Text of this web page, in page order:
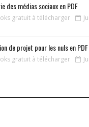
des médias sociaux en PDF
gratuit à télécharger
de projet pour les nuls en PDF
gratuit à télécharger